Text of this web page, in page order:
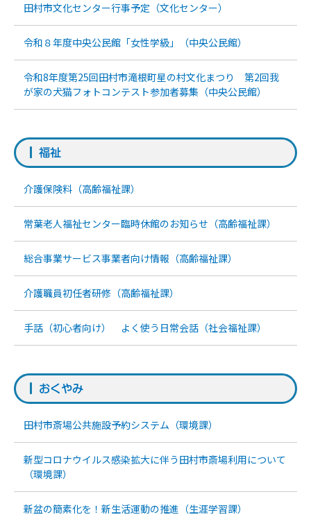
田村市文化センター行事予定（文化センター）
令和８年度中央公民館「女性学級」（中央公民館）
令和8年度第25回田村市滝根町星の村文化まつり 第2回我
が家の犬猫フォトコンテスト参加者募集（中央公民館）
福祉
介護保険料（高齢福祉課）
常葉老人福祉センター臨時休館のお知らせ（高齢福祉課）
総合事業サービス事業者向け情報（高齢福祉課）
介護職員初任者研修（高齢福祉課）
手話（初心者向け） よく使う日常会話（社会福祉課）
おくやみ
田村市斎場公共施設予約システム（環境課）
新型コロナウイルス感染拡大に伴う田村市斎場利用について
（環境課）
新盆の簡素化を！新生活運動の推進（生涯学習課）